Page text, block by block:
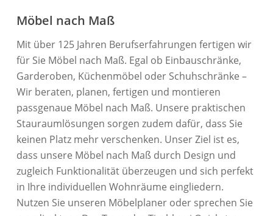
Möbel nach Maß
Mit über 125 Jahren Berufserfahrungen fertigen wir
für Sie Möbel nach Maß. Egal ob Einbauschränke,
Garderoben, Küchenmöbel oder Schuhschränke –
Wir beraten, planen, fertigen und montieren
passgenaue Möbel nach Maß. Unsere praktischen
Stauraumlösungen sorgen zudem dafür, dass Sie
keinen Platz mehr verschenken. Unser Ziel ist es,
dass unsere Möbel nach Maß durch Design und
zugleich Funktionalität überzeugen und sich perfekt
in Ihre individuellen Wohnräume eingliedern.
Nutzen Sie unseren Möbelplaner oder sprechen Sie